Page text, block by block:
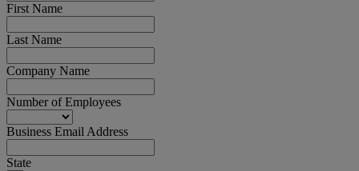
First Name
Last Name
Company Name
Number of Employees
Business Email Address
State